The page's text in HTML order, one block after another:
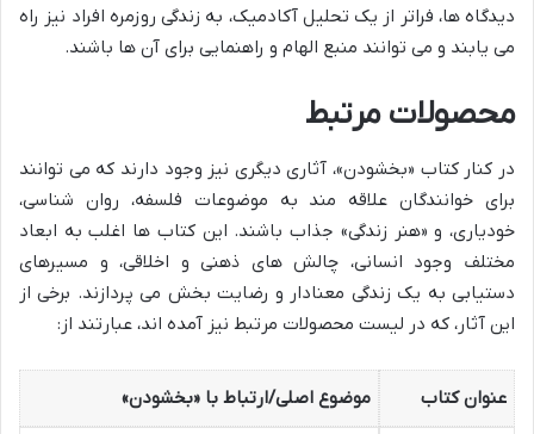
دیدگاه ها، فراتر از یک تحلیل آکادمیک، به زندگی روزمره افراد نیز راه
می یابند و می توانند منبع الهام و راهنمایی برای آن ها باشند.
محصولات مرتبط
در کنار کتاب «بخشودن»، آثاری دیگری نیز وجود دارند که می توانند
برای خوانندگان علاقه مند به موضوعات فلسفه، روان شناسی،
خودیاری، و «هنر زندگی» جذاب باشند. این کتاب ها اغلب به ابعاد
مختلف وجود انسانی، چالش های ذهنی و اخلاقی، و مسیرهای
دستیابی به یک زندگی معنادار و رضایت بخش می پردازند. برخی از
این آثار، که در لیست محصولات مرتبط نیز آمده اند، عبارتند از:
عنوان کتاب موضوع اصلی/ارتباط با «بخشودن»